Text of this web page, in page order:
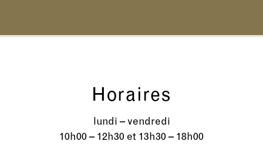
Horaires
lundi – vendredi
10h00 – 12h30 et 13h30 – 18h00